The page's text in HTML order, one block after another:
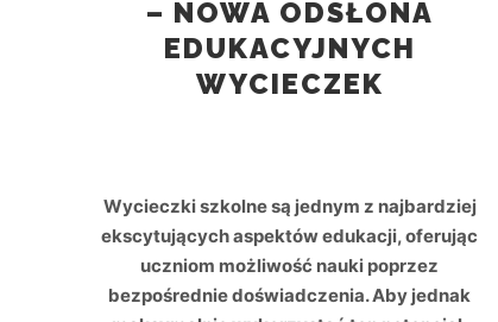
– NOWA ODSŁONA
EDUKACYJNYCH
WYCIECZEK
Wycieczki szkolne są jednym z najbardziej
ekscytujących aspektów edukacji, oferując
uczniom możliwość nauki poprzez
bezpośrednie doświadczenia. Aby jednak